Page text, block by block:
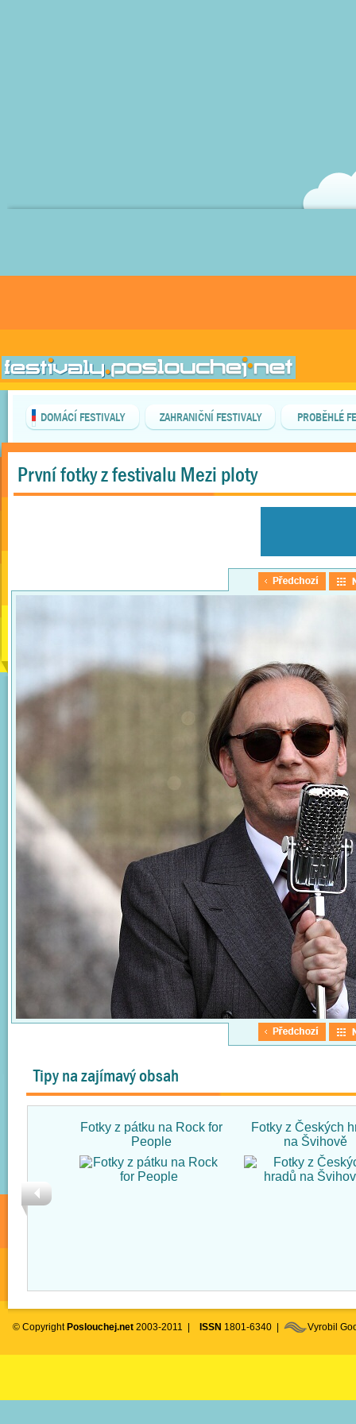
DOMÁCÍ FESTIVALY ZAHRANIČNÍ FESTIVALY PROBĚHLÉ
První fotky z festivalu Mezi ploty
Tipy na zajímavý obsah
Fotky z pátku na Rock for
People
Fotky z Českých
na Švihově
© Copyright Poslouchej.net 2003-2011 | ISSN 1801-6340 | Vyrobil